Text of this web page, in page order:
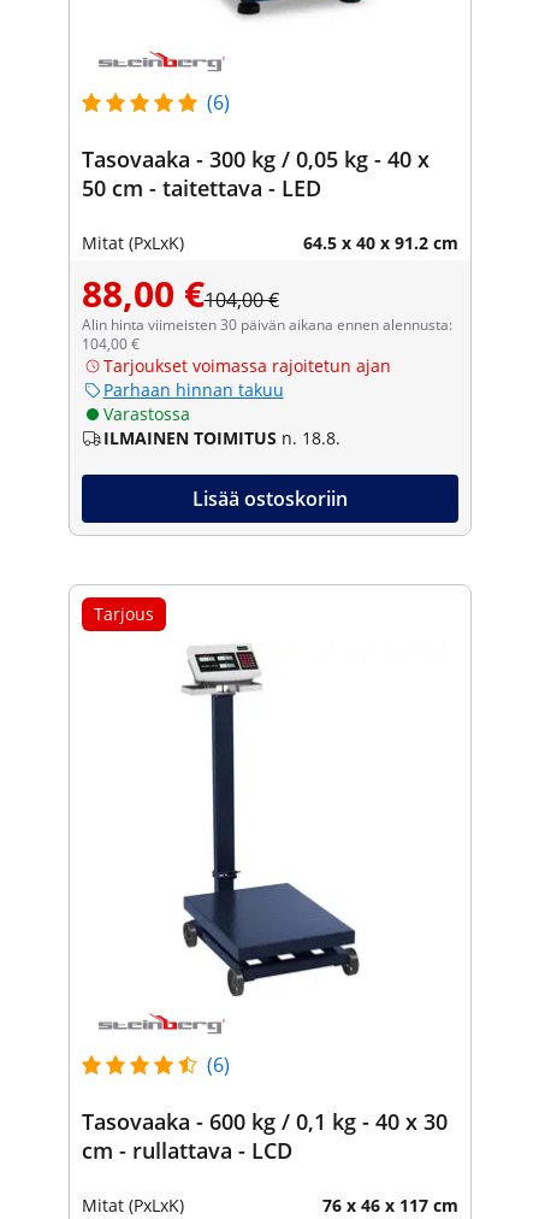
(6)
Tasovaaka - 300 kg / 0,05 kg - 40 x
50 cm - taitettava - LED
Mitat (PxLxK) 64.5 x 40 x 91.2 cm
88,00 €104,00 €
Alin hinta viimeisten 30 päivän aikana ennen alennusta:
104,00 €
Tarjoukset voimassa rajoitetun ajan
Parhaan hinnan takuu
Varastossa
ILMAINEN TOIMITUS n. 18.8.
Lisää ostoskoriin
Tarjous
(6)
Tasovaaka - 600 kg / 0,1 kg - 40 x 30
cm - rullattava - LCD
Mitat (PxLxK) 76 x 46 x 117 cm